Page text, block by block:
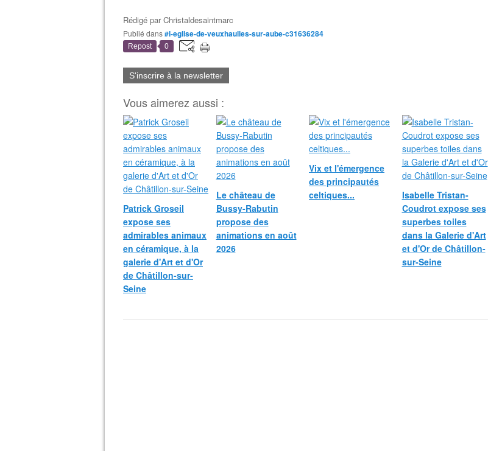
Rédigé parChristaldesaintmarc
Publié dans#l-eglise-de-veuxhaulles-sur-aube-c31636284
Repost 0
S'inscrire à la newsletter
Vous aimerez aussi :
Patrick Groseil
expose ses
admirables animaux
en céramique, à la
galerie d'Art et d'Or
de Châtillon-sur-
Seine
Le château de
Bussy-Rabutin
propose des
animations en août
2026
Vix et l'émergence
des principautés
celtiques...
Isabelle Tristan-
Coudrot expose ses
superbes toiles
dans la Galerie d'Art
et d'Or de Châtillon-
sur-Seine